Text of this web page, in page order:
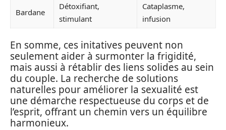
Bardane
Détoxifiant,
stimulant
Cataplasme,
infusion
En somme, ces initatives peuvent non
seulement aider à surmonter la frigidité,
mais aussi à rétablir des liens solides au sein
du couple. La recherche de solutions
naturelles pour améliorer la sexualité est
une démarche respectueuse du corps et de
l’esprit, offrant un chemin vers un équilibre
harmonieux.